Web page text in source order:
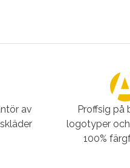
av
Proffsig på
logotyper
100%